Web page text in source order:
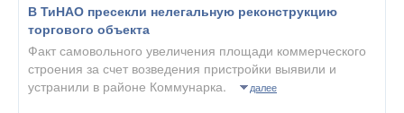
В ТиНАО пресекли нелегальную реконструкцию
торгового объекта
Факт самовольного увеличения площади коммерческого
строения за счет возведения пристройки выявили и
устранили в районе Коммунарка.
далее